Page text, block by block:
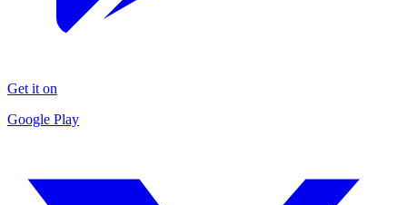
Get it on
Google Play